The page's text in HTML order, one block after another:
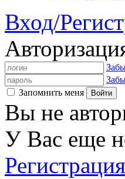
Вход/
Запомнить меня
Вы не
У Вас еще
Регистрация